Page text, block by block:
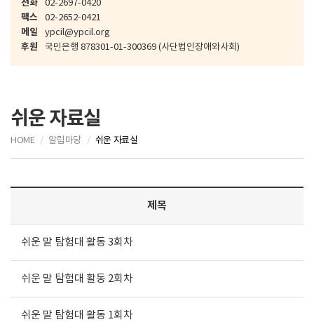
전화 02-2697-0420
팩스 02-2652-0421
메일 ypcil@ypcil.org
후원 국민은행 878301-01-300369 (사단법인장애와사회)
쉬운 자료실
HOME 알림마당 쉬운 자료실
제목
쉬운 말 탐험대 활동 3회차
쉬운 말 탐험대 활동 2회차
쉬운 말 탐험대 활동 1회차